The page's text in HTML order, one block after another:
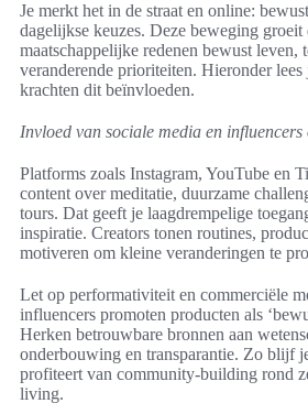
Je merkt het in de straat en online:
dagelijkse keuzes. Deze beweging
maatschappelijke redenen bewust leven,
veranderende prioriteiten. Hieronder
krachten dit beïnvloeden.
Invloed van sociale media en influencers
Platforms zoals Instagram, YouTube en
content over meditatie, duurzame
tours. Dat geeft je laagdrempelige
inspiratie. Creators tonen routines,
motiveren om kleine veranderingen te
Let op performativiteit en commerciële
influencers promoten producten als
Herken betrouwbare bronnen aan
onderbouwing en transparantie. Zo blijf
profiteert van community-building rond
living.